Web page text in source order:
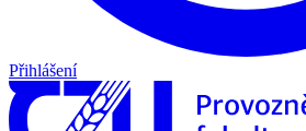
Přihlášení